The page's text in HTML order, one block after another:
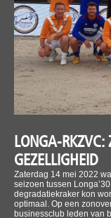
LONGA-RKZVC:
GEZELLIGHEID
Zaterdag 14 mei 2022
seizoen tussen
degradatiekraker kon
optimaal. Op een
businessclub leden van